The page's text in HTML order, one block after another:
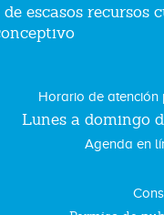
escasos recursos
Horario de atención
Lunes a domingo
Agenda en